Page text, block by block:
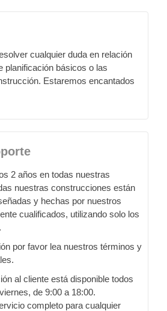
cualquier duda en relación
planificación básicos o las
Estaremos encantados
2 años en todas nuestras
nuestras construcciones están
y hechas por nuestros
cualificados, utilizando solo los
por favor lea nuestros términos y
al cliente está disponible todos
de 9:00 a 18:00.
completo para cualquier